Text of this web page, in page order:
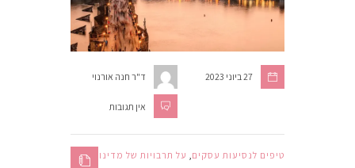
ד"ר חנה אורנוי 27 ביוני 2023
אין תגובות
טיפים לנסיעות עסקים על תרבויות של מדינות